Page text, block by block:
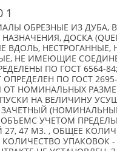
1
ОБРЕЗНЫЕ ИЗ ДУБА,
ДОСКА
ВДОЛЬ,
НЕ ИМЕЮЩИЕ
ПО ГОСТ 6564-
ОПРЕДЕЛЕН ПО ГОСТ
ОТ НОМИНАЛЬНЫХ
НА ВЕЛИЧИНУ
УЧЕТОМ
47 М3. , ОБЩЕЕ
КОЛИЧЕСТВО УПАКОВОК